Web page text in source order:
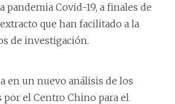
pandemia Covid-19, a finales de
que han facilitado a la
de investigación.
en un nuevo análisis de los
por el Centro Chino para el